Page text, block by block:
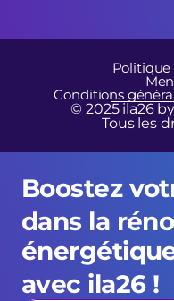
© 2025 ila26
Tous les
Conditions
Boostez
dans la
avec ila26 !